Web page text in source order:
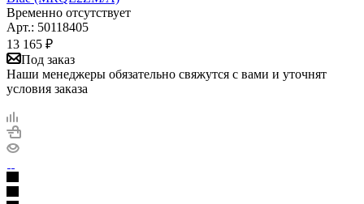
Временно отсутствует
Арт.: 50118405
13 165 ₽
Под заказ
Наши менеджеры обязательно свяжутся с вами и уточнят
условия заказа